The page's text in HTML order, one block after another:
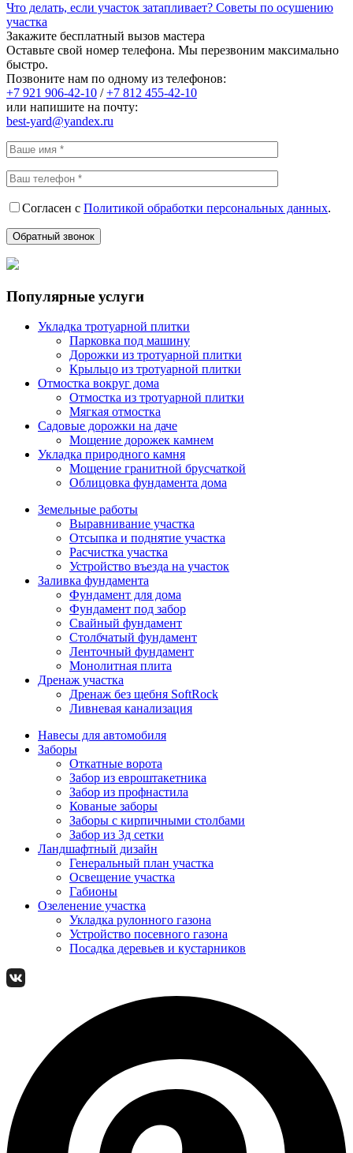
Что делать, если участок затапливает? Советы по осушению
участка
Закажите бесплатный вызов мастера
Оставьте свой номер телефона. Мы перезвоним максимально
быстро.
Позвоните нам по одному из телефонов:
+7 921 906-42-10 /+7 812 455-42-10
или напишите на почту:
best-yard@yandex.ru
Согласен с Политикой обработки персональных данных.
Популярные услуги
Укладка тротуарной плитки
Парковка под машину
Дорожки из тротуарной плитки
Крыльцо из тротуарной плитки
Отмостка вокруг дома
Отмостка из тротуарной плитки
Мягкая отмостка
Садовые дорожки на даче
Мощение дорожек камнем
Укладка природного камня
Мощение гранитной брусчаткой
Облицовка фундамента дома
Земельные работы
Выравнивание участка
Отсыпка и поднятие участка
Расчистка участка
Устройство въезда на участок
Заливка фундамента
Фундамент для дома
Фундамент под забор
Свайный фундамент
Столбчатый фундамент
Ленточный фундамент
Монолитная плита
Дренаж участка
Дренаж без щебня SoftRock
Ливневая канализация
Навесы для автомобиля
Заборы
Откатные ворота
Забор из евроштакетника
Забор из профнастила
Кованые заборы
Заборы с кирпичными столбами
Забор из 3д сетки
Ландшафтный дизайн
Генеральный план участка
Освещение участка
Габионы
Озеленение участка
Укладка рулонного газона
Устройство посевного газона
Посадка деревьев и кустарников